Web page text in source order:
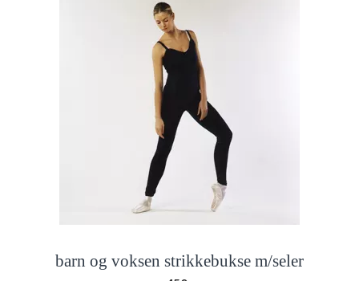
barn og voksen strikkebukse m/seler